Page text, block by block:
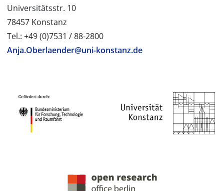
Universitätsstr. 10
78457 Konstanz
Tel.: +49 (0)7531 / 88-2800
Anja.Oberlaender@uni-konstanz.de